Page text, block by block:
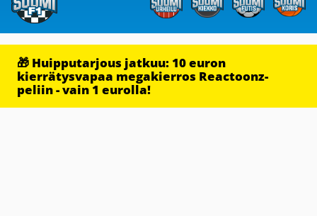
🎁 Huipputarjous jatkuu: 10 euron
kierrätysvapaa megakierros Reactoonz-
peliin - vain 1 eurolla!